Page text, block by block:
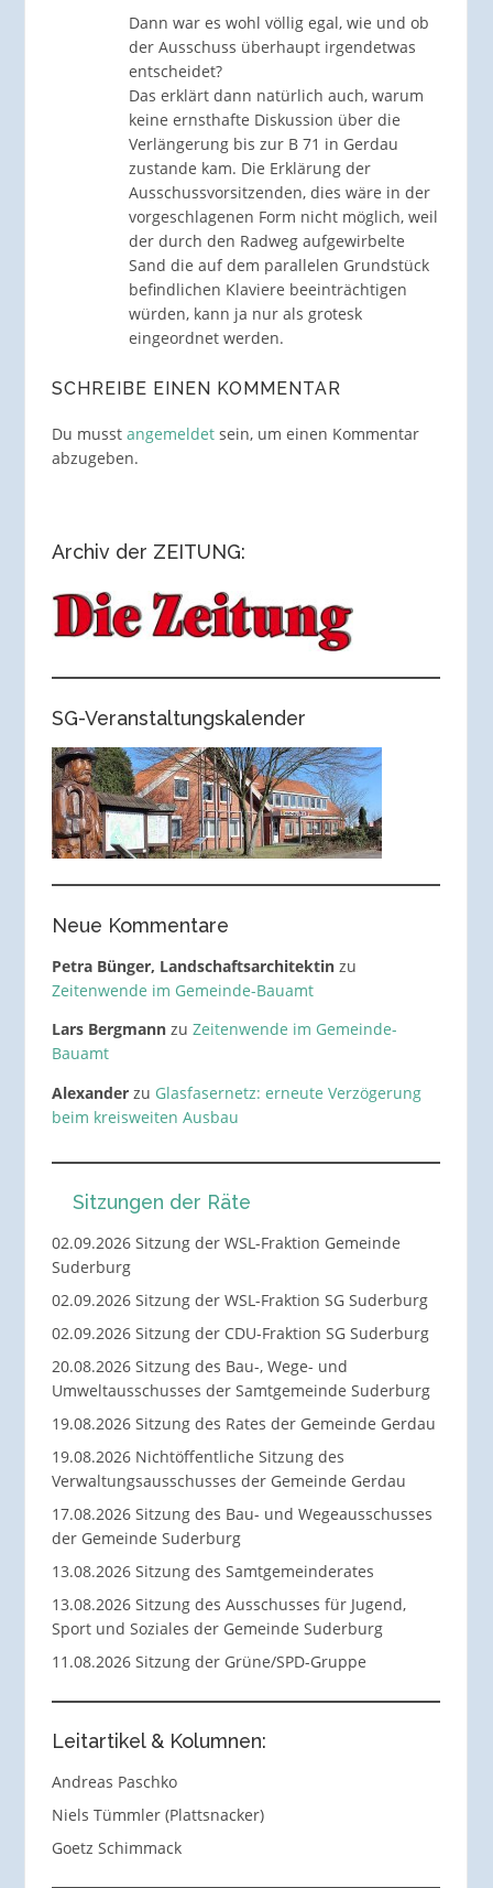
Dann war es wohl völlig egal, wie und ob
der Ausschuss überhaupt irgendetwas
entscheidet?
Das erklärt dann natürlich auch, warum
keine ernsthafte Diskussion über die
Verlängerung bis zur B 71 in Gerdau
zustande kam. Die Erklärung der
Ausschussvorsitzenden, dies wäre in der
vorgeschlagenen Form nicht möglich, weil
der durch den Radweg aufgewirbelte
Sand die auf dem parallelen Grundstück
befindlichen Klaviere beeinträchtigen
würden, kann ja nur als grotesk
eingeordnet werden.
SCHREIBE EINEN KOMMENTAR
Du musst angemeldetsein, um einen Kommentar
abzugeben.
Archiv der ZEITUNG:
SG-Veranstaltungskalender
Neue Kommentare
Petra Bünger, Landschaftsarchitektinzu
Zeitenwende im Gemeinde-Bauamt
Lars Bergmannzu Zeitenwende im Gemeinde-
Bauamt
Alexanderzu Glasfasernetz: erneute Verzögerung
beim kreisweiten Ausbau
Sitzungen der Räte
02.09.2026 Sitzung der WSL-Fraktion Gemeinde
Suderburg
02.09.2026 Sitzung der WSL-Fraktion SG Suderburg
02.09.2026 Sitzung der CDU-Fraktion SG Suderburg
20.08.2026 Sitzung des Bau-, Wege- und
Umweltausschusses der Samtgemeinde Suderburg
19.08.2026 Sitzung des Rates der Gemeinde Gerdau
19.08.2026 Nichtöffentliche Sitzung des
Verwaltungsausschusses der Gemeinde Gerdau
17.08.2026 Sitzung des Bau- und Wegeausschusses
der Gemeinde Suderburg
13.08.2026 Sitzung des Samtgemeinderates
13.08.2026 Sitzung des Ausschusses für Jugend,
Sport und Soziales der Gemeinde Suderburg
11.08.2026 Sitzung der Grüne/SPD-Gruppe
Leitartikel & Kolumnen:
Andreas Paschko
Niels Tümmler (Plattsnacker)
Goetz Schimmack